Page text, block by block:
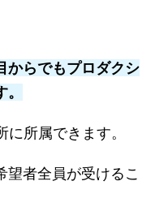
からでもプロダクシ
。
所属できます。
望者全員が受けるこ